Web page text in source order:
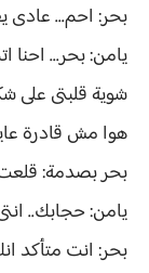
بحر: احم... عادى
يامن: بحر... احنا
شوية قلبتى على
هوا مش قادرة
بحر بصدمة: قلعت
يامن: حجابك..
بحر: انت متأكد